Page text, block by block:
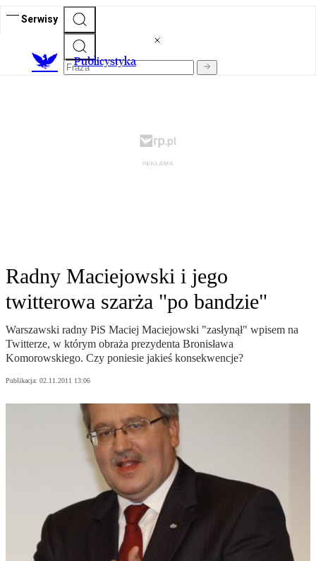
Serwisy
Publicystyka
Radny Maciejowski i jego
twitterowa szarża "po bandzie"
Warszawski radny PiS Maciej Maciejowski "zasłynął" wpisem na
Twitterze, w którym obraża prezydenta Bronisława
Komorowskiego. Czy poniesie jakieś konsekwencje?
Publikacja: 02.11.2011 13:06